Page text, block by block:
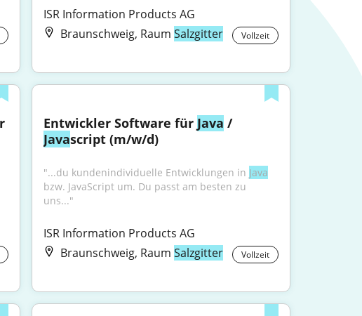
ISR Information Products AG
Braunschweig, Raum Salzgitter Vollzeit
Entwickler Software für Java /
Javascript (m/w/d)
"...du kundenindividuelle Entwicklungen in Java
bzw. JavaScript um. Du passt am besten zu
uns..."
ISR Information Products AG
Braunschweig, Raum Salzgitter Vollzeit